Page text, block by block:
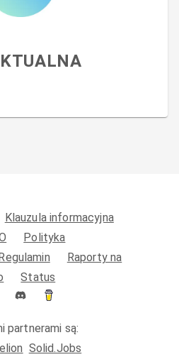
Klauzula informacyjna
Polityka
Raporty na
Status
partnerami są:
Solid.Jobs